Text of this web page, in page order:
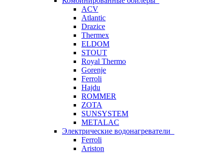
ACV
Atlantic
Drazice
Thermex
ELDOM
STOUT
Royal Thermo
Gorenje
Ferroli
Hajdu
ROMMER
ZOTA
SUNSYSTEM
METALAC
Электрические водонагреватели
Ferroli
Ariston